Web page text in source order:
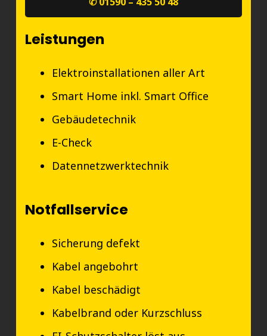
Leistungen
Elektroinstallationen aller Art
Smart Home inkl. Smart Office
Gebäudetechnik
E-Check
Datennetzwerktechnik
Notfallservice
Sicherung defekt
Kabel angebohrt
Kabel beschädigt
Kabelbrand oder Kurzschluss